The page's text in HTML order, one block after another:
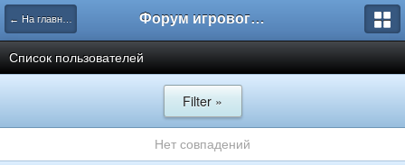
← На главную Форум игрового проекта Riverrise
Список пользователей
Filter »
Нет совпадений